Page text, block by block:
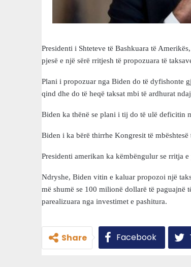
Presidenti i Shteteve të Bashkuara të
pjesë e një sërë rritjesh të propozuara të
Plani i propozuar nga Biden do të dyfishonte
qind dhe do të heqë taksat mbi të ardhurat
Biden ka thënë se plani i tij do të ulë deficitin
Biden i ka bërë thirrhe Kongresit të
Presidenti amerikan ka këmbëngulur se rritja
Ndryshe, Biden vitin e kaluar propozoi një
më shumë se 100 milionë dollarë të paguajnë
parealizuara nga investimet e pashitura.
Share Facebook